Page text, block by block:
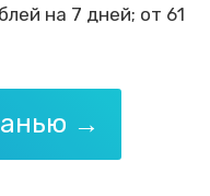
на 7 дней; от 61
→